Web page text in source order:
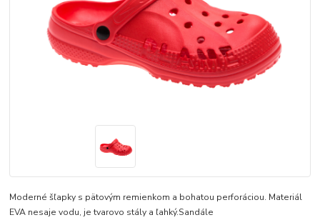
Moderné šľapky s pätovým remienkom a bohatou perforáciou. Materiál
EVA nesaje vodu, je tvarovo stály a ľahký.Sandále